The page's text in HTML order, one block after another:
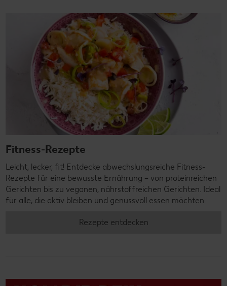
Fitness-Rezepte
Leicht, lecker, fit! Entdecke abwechslungsreiche Fitness-
Rezepte für eine bewusste Ernährung – von proteinreichen
Gerichten bis zu veganen, nährstoffreichen Gerichten. Ideal
für alle, die aktiv bleiben und genussvoll essen möchten.
Rezepte entdecken